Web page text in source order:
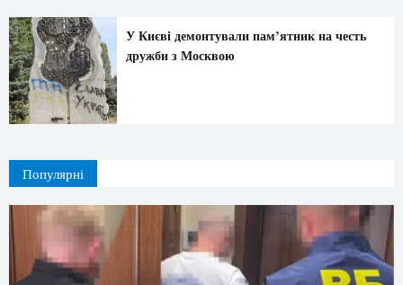
У Києві демонтували пам’ятник на честь
дружби з Москвою
Популярні